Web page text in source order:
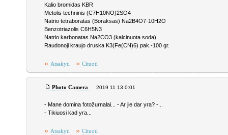
Kalio bromidas KBR
Metolis techninis (C7H10NO)2SO4
Natrio tetraboratas (Boraksas) Na2B4O7·10H2O
Benzotriazolis C6H5N3
Natrio karbonatas Na2CO3 (kalcinuota soda)
Raudonoji kraujo druska K3(Fe(CN)6) pak.-100 gr.
» Atsakyti » Cituoti
Photo Camera 2019 11 13 0:01
- Mane domina fotožurnalai... - Ar jie dar yra? -...
- Tikiuosi kad yra...
» Atsakyti » Cituoti